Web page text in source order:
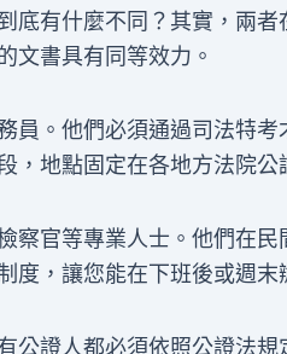
底有什麼不同？其實，兩
文書具有同等效力。
員。他們必須通過司法特
，地點固定在各地方法院公
察官等專業人士。他們在
度，讓您能在下班後或週末
公證人都必須依照公證法